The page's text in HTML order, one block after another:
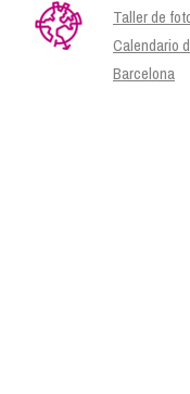
Taller de
Calendario
Barcelona